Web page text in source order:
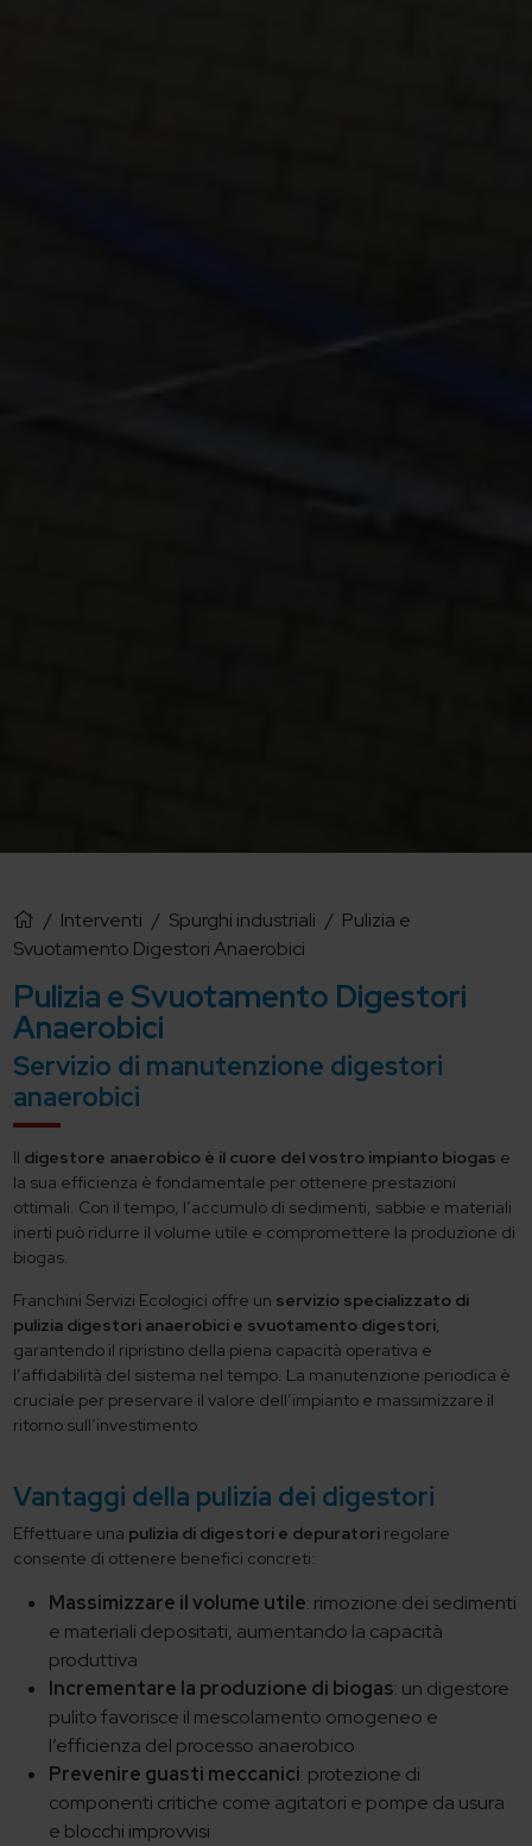
/ Interventi / Spurghi industriali / Pulizia e
Svuotamento Digestori Anaerobici
Pulizia e Svuotamento Digestori
Anaerobici
Servizio di manutenzione digestori
anaerobici
Il digestore anaerobico è il cuore del vostro impianto biogas e
la sua efficienza è fondamentale per ottenere prestazioni
ottimali. Con il tempo, l’accumulo di sedimenti, sabbie e materiali
inerti può ridurre il volume utile e compromettere la produzione di
biogas.
Franchini Servizi Ecologici offre un servizio specializzato di
pulizia digestori anaerobici e svuotamento digestori,
garantendo il ripristino della piena capacità operativa e
l’affidabilità del sistema nel tempo. La manutenzione periodica è
cruciale per preservare il valore dell’impianto e massimizzare il
ritorno sull’investimento.
Vantaggi della pulizia dei digestori
Effettuare una pulizia di digestori e depuratori regolare
consente di ottenere benefici concreti:
Massimizzare il volume utile: rimozione dei sedimenti
e materiali depositati, aumentando la capacità
produttiva
Incrementare la produzione di biogas: un digestore
pulito favorisce il mescolamento omogeneo e
l’efficienza del processo anaerobico
Prevenire guasti meccanici: protezione di
componenti critiche come agitatori e pompe da usura
e blocchi improvvisi